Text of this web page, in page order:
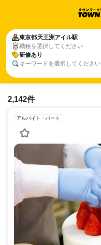
東京都天王洲アイル駅
職種を選択してください
研修あり
キーワードを選択してください
東京都天王洲アイル駅
研修あり
2,142件
アルバイト・パート